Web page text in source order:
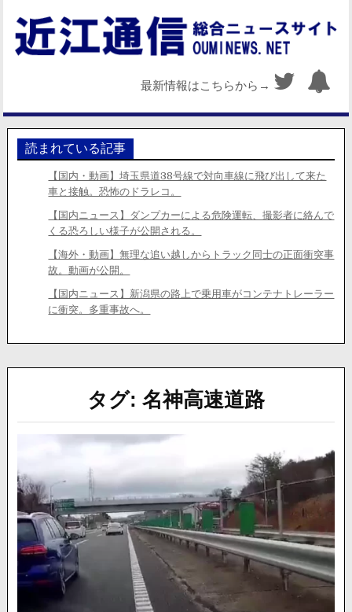
最新情報はこちらから→
読まれている記事
【国内・動画】埼玉県道38号線で対向車線に飛び出して来た
車と接触。恐怖のドラレコ。
【国内ニュース】ダンプカーによる危険運転、撮影者に絡んで
くる恐ろしい様子が公開される。
【海外・動画】無理な追い越しからトラック同士の正面衝突事
故。動画が公開。
【国内ニュース】新潟県の路上で乗用車がコンテナトレーラー
に衝突。多重事故へ。
タグ: 名神高速道路